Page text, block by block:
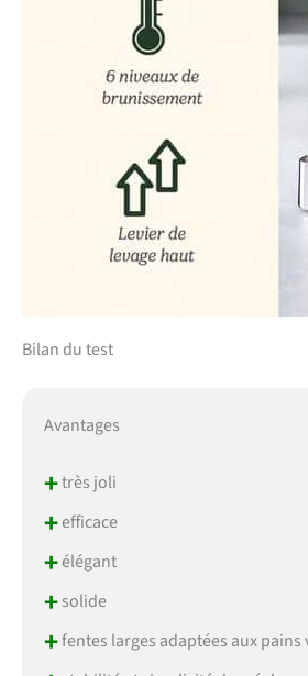
Bilan du test
Avantages
+très joli
+efficace
+élégant
+solide
+fentes larges adaptées aux pains